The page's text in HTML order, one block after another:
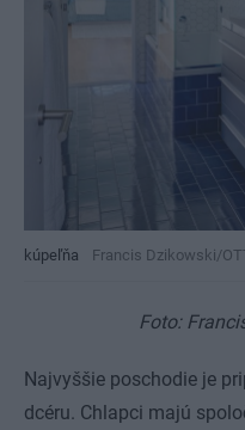
kúpeľňa Francis Dzikowski/
Foto:
Najvyššie poschodie je
dcéru. Chlapci majú